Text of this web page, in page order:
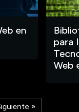
en
para
Web
»